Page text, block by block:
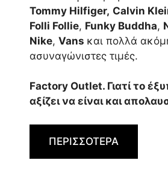
Tommy Hilfiger, Calvin
Folli Follie, Funky Buddha,
Nike, Vans και πολλά
ασυναγώνιστες τιμές.
Factory Outlet. Γιατί το
αξίζει να είναι και
ΠΕΡΙΣΣΟΤΕΡΑ